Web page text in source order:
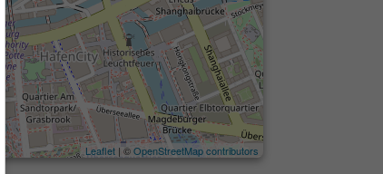
Leaflet | ©OpenStreetMap contributors